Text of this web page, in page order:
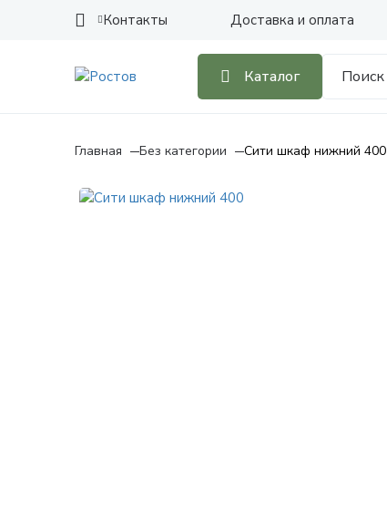
Контакты Доставка и оплата
Каталог
Главная Без категории Сити шкаф нижний 400